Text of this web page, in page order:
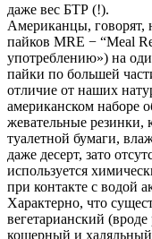
даже вес БТР (!).
Американцы, говорят,
пайков MRE − “Meal
употреблению») на
пайки по большей
отличие от наших
американском наборе
жевательные резинки,
туалетной бумаги,
даже десерт, зато
используется
при контакте с водой
Характерно, что
вегетарианский
кошерный и